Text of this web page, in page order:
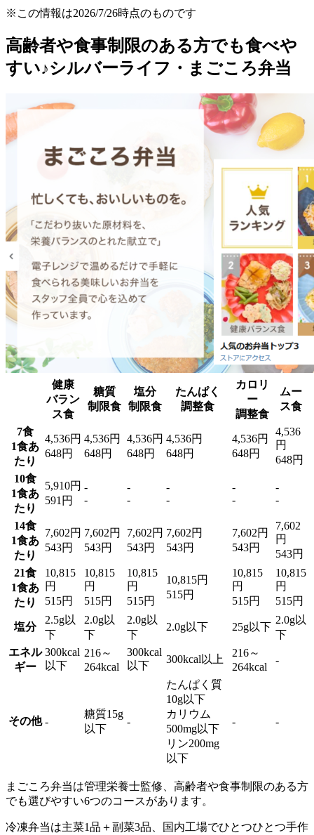
※この情報は2026/7/26時点のものです
高齢者や食事制限のある方でも食べや
すい♪シルバーライフ・まごころ弁当
健康
バラン
ス食
糖質
制限食
塩分
制限食
たんぱく
調整食
カロリ
ー
調整食
ムー
ス食
7食
1食あ
たり
4,536円
648円
4,536円
648円
4,536円
648円
4,536円
648円
4,536円
648円
4,536
円
648円
10食
1食あ
たり
5,910円
591円
-
-
-
-
-
-
-
-
-
-
14食
1食あ
たり
7,602円
543円
7,602円
543円
7,602円
543円
7,602円
543円
7,602円
543円
7,602
円
543円
21食
1食あ
たり
10,815
円
515円
10,815
円
515円
10,815
円
515円
10,815円
515円
10,815
円
515円
10,815
円
515円
塩分
2.5g以
下
2.0g以
下
2.0g以
下
2.0g以下 25g以下
2.0g以
下
エネル
ギー
300kcal
以下
216～
264kcal
300kcal
以下
300kcal以上
216～
264kcal
-
その他 -
糖質15g
以下
-
たんぱく質
10g以下
カリウム
500mg以下
リン200mg
以下
- -
まごころ弁当は管理栄養士監修、高齢者や食事制限のある方
でも選びやすい6つのコースがあります。
冷凍弁当は主菜1品＋副菜3品、国内工場でひとつひとつ手作